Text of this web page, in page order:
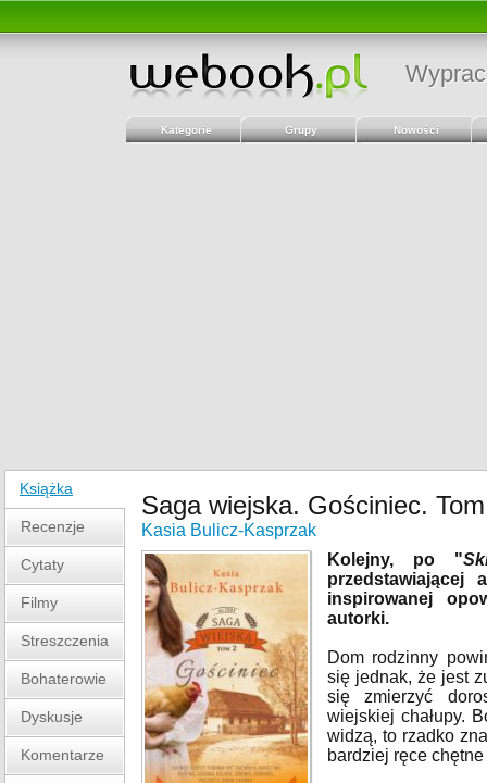
Kategorie Grupy Nowości
Książka
Recenzje
Cytaty
Filmy
Streszczenia
Bohaterowie
Dyskusje
Komentarze
Saga wiejska. Gościniec.
Kasia Bulicz-Kasprzak
Kolejny, po "
przedstawiającej
inspirowanej
autorki.
Dom rodzinny
się jednak, że jest
się zmierzyć
wiejskiej chałupy.
widzą, to rzadko
bardziej ręce